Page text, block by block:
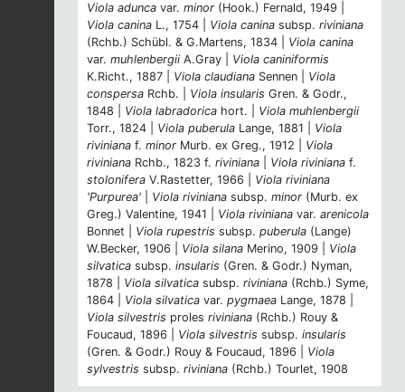
Viola adunca var. minor (Hook.) Fernald, 1949 |
Viola canina L., 1754 | Viola canina subsp. riviniana
(Rchb.) Schübl. & G.Martens, 1834 | Viola canina
var. muhlenbergii A.Gray | Viola caniniformis
K.Richt., 1887 | Viola claudiana Sennen | Viola
conspersa Rchb. | Viola insularis Gren. & Godr.,
1848 | Viola labradorica hort. | Viola muhlenbergii
Torr., 1824 | Viola puberula Lange, 1881 | Viola
riviniana f. minor Murb. ex Greg., 1912 | Viola
riviniana Rchb., 1823 f. riviniana Viola riviniana f.
stolonifera V.Rastetter, 1966 | Viola riviniana
'Purpurea'
Viola riviniana subsp. minor (Murb. ex
Greg.) Valentine, 1941 | Viola riviniana var. arenicola
Bonnet | Viola rupestris subsp. puberula (Lange)
W.Becker, 1906 | Viola silana Merino, 1909 | Viola
silvatica subsp. insularis (Gren. & Godr.) Nyman,
1878 | Viola silvatica subsp. riviniana (Rchb.) Syme,
1864 | Viola silvatica var. pygmaea Lange, 1878 |
Viola silvestris proles riviniana (Rchb.) Rouy &
Foucaud, 1896 | Viola silvestris subsp. insularis
(Gren. & Godr.) Rouy & Foucaud, 1896 | Viola
sylvestris subsp. riviniana (Rchb.) Tourlet, 1908